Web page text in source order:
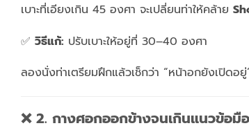
เบาะที่เอียงเกิน 45 องศา จะเปลี่ยนท่าให้คล้าย
✅ วิธีแก้: ปรับเบาะให้อยู่ที่ 30–40 องศา
ลองนั่งท่าเตรียมฝึกแล้วเช็กว่า “หน้าอกยังเปิดอ
❌ 2. กางศอกออกข้างจนเกินแนวข้อมือ